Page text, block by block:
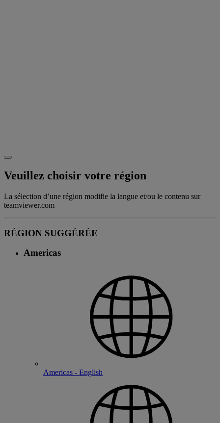
Veuillez choisir votre région
La sélection d’une région modifie la langue et/ou le contenu sur
teamviewer.com
RÉGION SUGGÉRÉE
Americas
Americas - English